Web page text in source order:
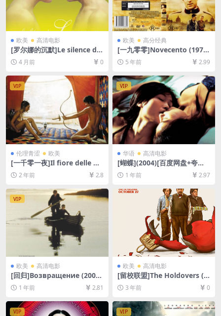
欧美 高清电影
[罗尔娜的沉默]Le silence de
Lorna (2008)[百度网盘+夸克
网盘1080P超清未删减资源]
[网盘在线播放/下载][MP4/1.
8GB][中文字幕]
4 月前 0
欧美 高分经典
[一九零零]Novecento (1976)
315min完整版[百度网盘+迅
雷云盘资源1080P超清未删减]
[MP4/19GB][中英字幕]
5 年前 2.99
VIP
伦理青涩 欧美
[一千零一夜]Il fiore delle mi
lle e una notte (1974)[百度
网盘+夸克网盘1080P超清未
载][MP4/9GB][中文字幕][视
频文件+防和谐加密压缩包]
2 年前 2.8
VIP
华语 高清电影
[蝴蝶](2004)[百度网盘+夸克
网盘1080P超清未删减资源]
[网盘在线播放/下载][MP4/8.
1 年前 2.97
VIP
欧美 高清电影
[回归]Возвращение (2003)
[百度网盘+夸克网盘1080P超
清未删减资源][网盘在线播放/
下载][MP4/7GB][中文字幕]
1 年前 2.81
欧美 高清电影
[留校联盟]The Holdovers (2
023)[百度网盘+夸克网盘1080
P超清未删减资源][网盘在线播
放/下载][MP4/8.2GB][中英字
幕]
3 年前 0
VIP VIP